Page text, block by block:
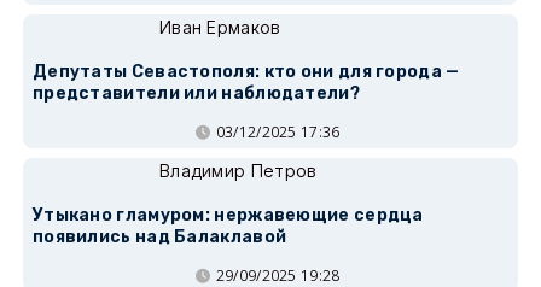
Иван Ермаков
Депутаты Севастополя: кто они для города —
представители или наблюдатели?
03/12/2025 17:36
Владимир Петров
Утыкано гламуром: нержавеющие сердца
появились над Балаклавой
29/09/2025 19:28